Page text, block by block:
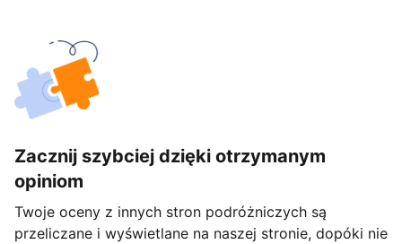
Zacznij szybciej dzięki otrzymanym
opiniom
Twoje oceny z innych stron podróżniczych są
przeliczane i wyświetlane na naszej stronie, dopóki nie